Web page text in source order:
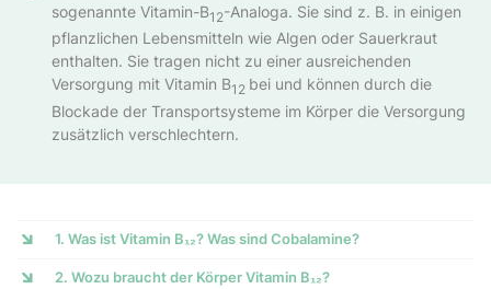
sogenannte Vitamin-B12-Analoga. Sie sind z. B. in einigen
pflanzlichen Lebensmitteln wie Algen oder Sauerkraut
enthalten. Sie tragen nicht zu einer ausreichenden
Versorgung mit Vitamin B12 bei und können durch die
Blockade der Transportsysteme im Körper die Versorgung
zusätzlich verschlechtern.
1. Was ist Vitamin B₁₂? Was sind Cobalamine?
2. Wozu braucht der Körper Vitamin B₁₂?